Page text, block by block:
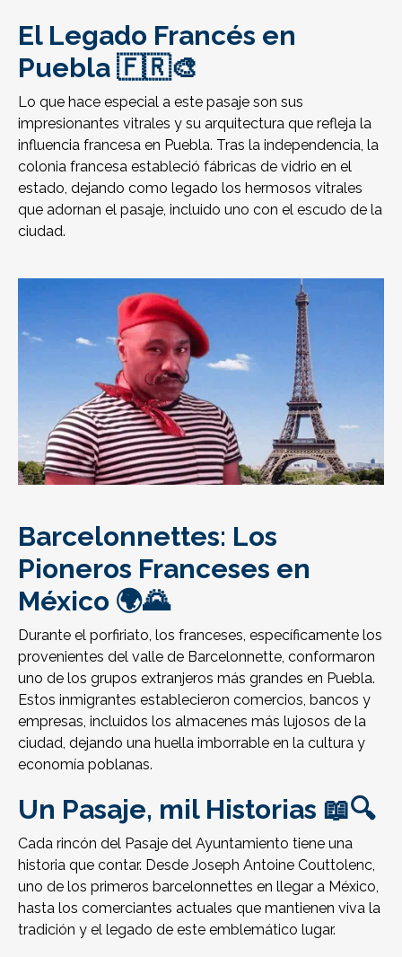
El Legado Francés en
Puebla 🇫🇷🎨
Lo que hace especial a este pasaje son sus
impresionantes vitrales y su arquitectura que refleja la
influencia francesa en Puebla. Tras la independencia, la
colonia francesa estableció fábricas de vidrio en el
estado, dejando como legado los hermosos vitrales
que adornan el pasaje, incluido uno con el escudo de la
ciudad.
Barcelonnettes: Los
Pioneros Franceses en
México 🌍🌄
Durante el porfiriato, los franceses, específicamente los
provenientes del valle de Barcelonnette, conformaron
uno de los grupos extranjeros más grandes en Puebla.
Estos inmigrantes establecieron comercios, bancos y
empresas, incluidos los almacenes más lujosos de la
ciudad, dejando una huella imborrable en la cultura y
economía poblanas.
Un Pasaje, mil Historias 📖🔍
Cada rincón del Pasaje del Ayuntamiento tiene una
historia que contar. Desde Joseph Antoine Couttolenc,
uno de los primeros barcelonnettes en llegar a México,
hasta los comerciantes actuales que mantienen viva la
tradición y el legado de este emblemático lugar.